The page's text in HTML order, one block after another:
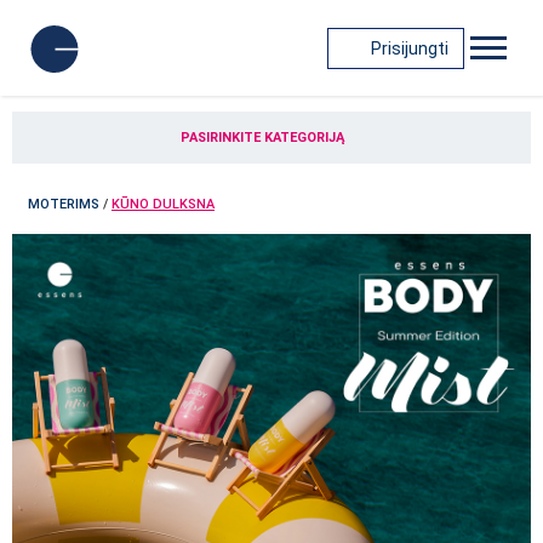
Prisijungti
PASIRINKITE KATEGORIJĄ
MOTERIMS / KŪNO DULKSNA